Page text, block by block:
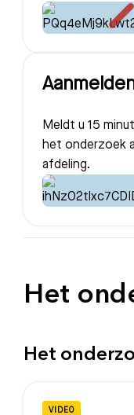
Meldt u 15
het onderzoek
afdeling.
Het
Het
VIDEO